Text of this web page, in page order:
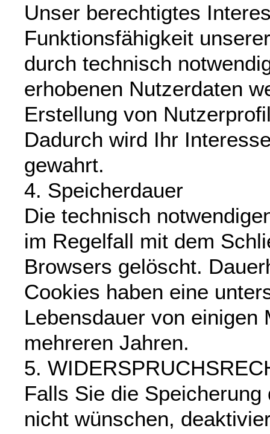
Unser berechtigtes
Funktionsfähigkeit
durch technisch
erhobenen Nutzerdaten
Erstellung von
Dadurch wird Ihr
gewahrt.
4. Speicherdauer
Die technisch
im Regelfall mit dem
Browsers gelöscht.
Cookies haben eine
Lebensdauer von einigen
mehreren Jahren.
5.
Falls Sie die
nicht wünschen,